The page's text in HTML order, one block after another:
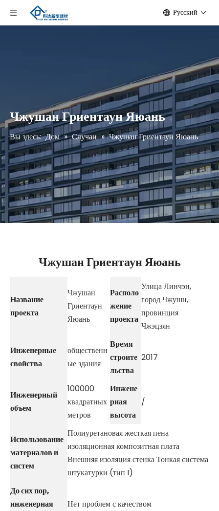
Pусский
Чжушан Гриентаун Яюань
Вы здесь: Дом » Случаи » Чжушан Гриентаун Яюань
Чжушан Гриентаун Яюань
Название
проекта
Чжушан
Гриентаун
Яюань
Располо
жение
проекта
Улица Линчэн,
город Чжушн,
провинция
Чжэцзян
Инженерные
свойства
общественн
ые здания
Время
строите
льства
2017
Инженерный
объем
100000
квадратных
метров
Инжене
рная
высота
/
Использование
материалов и
систем
Полиуретановая жесткая пена
изоляционная композитная плата
Внешняя изоляция стенка Тонкая система
штукатурки (тип I)
До сих пор,
инженерная
Нет проблем с качеством